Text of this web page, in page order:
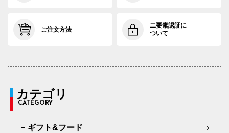
ご注文方法
二要素認証に
ついて
カテゴリ
CATEGORY
ギフト&フード